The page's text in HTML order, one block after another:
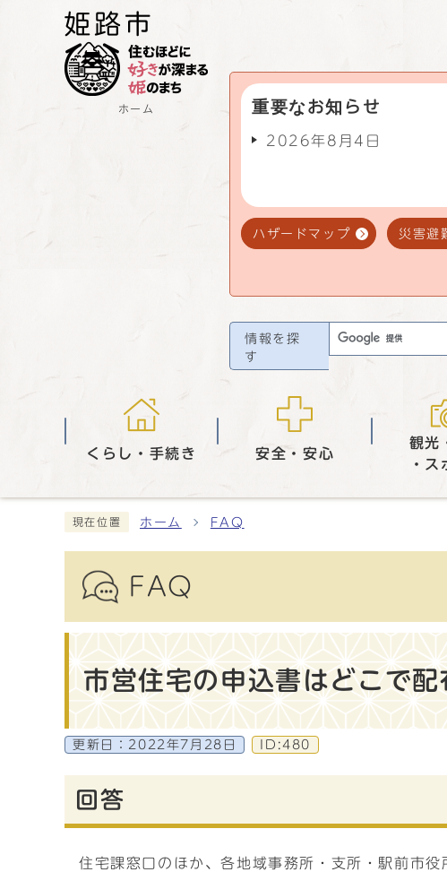
ホーム 重要なお知らせ
2026年8月4日
ハザードマップ 災害避
情報を探
す
くらし・手続き 安全・安心
観光
・ス
現在位置 ホーム FAQ
FAQ
市営住宅の申込書はどこで配
更新日： 2022年7月28日 ID:480
回答
住宅課窓口のほか、各地域事務所・支所・駅前市